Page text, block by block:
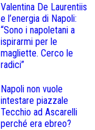
Valentina De Laurentiis
e l’energia di Napoli:
“Sono i napoletani a
ispirarmi per le
magliette. Cerco le
radici”
Napoli non vuole
intestare piazzale
Tecchio ad Ascarelli
perché era ebreo?